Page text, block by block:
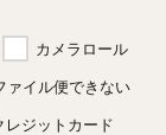
カメラロール
ァイル便できない
レジットカード